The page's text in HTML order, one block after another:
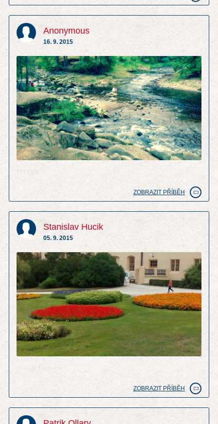
Anonymous
16. 9. 2015
OTAVA
ZOBRAZIT PŘÍBĚH
Stanislav Hucik
05. 9. 2015
zamek Lednice
ZOBRAZIT PŘÍBĚH